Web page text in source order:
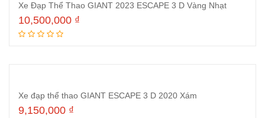
Xe Đạp Thể Thao GIANT 2023 ESCAPE 3 D Vàng Nhạt
10,500,000 ₫
Xe đạp thể thao GIANT ESCAPE 3 D 2020 Xám
9,150,000 ₫